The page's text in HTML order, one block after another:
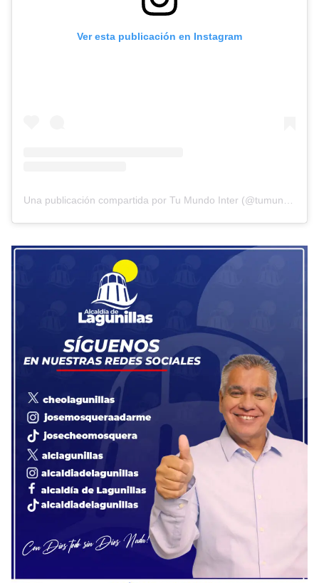
Ver esta publicación en Instagram
Una publicación compartida por Tu Mundo Inter (@tumundointer)